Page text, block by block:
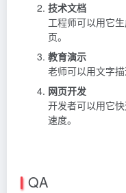
技术文档
工程师可以用它
页。
教育演示
老师可以用文字
网页开发
开发者可以用它
速度。
QA